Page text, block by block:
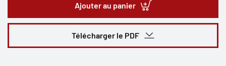
Ajouter au panier
Télécharger le PDF